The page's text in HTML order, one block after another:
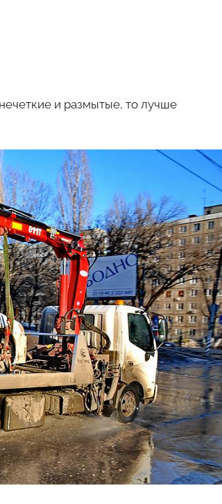
и размытые, то лучше